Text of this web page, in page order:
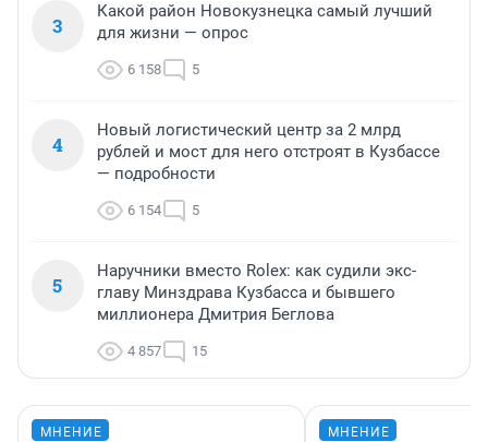
3
Какой район Новокузнецка самый лучший
для жизни — опрос
6 158 5
4
Новый логистический центр за 2 млрд
рублей и мост для него отстроят в Кузбассе
— подробности
6 154 5
5
Наручники вместо Rolex: как судили экс-
главу Минздрава Кузбасса и бывшего
миллионера Дмитрия Беглова
4 857 15
МНЕНИЕ МНЕНИЕ